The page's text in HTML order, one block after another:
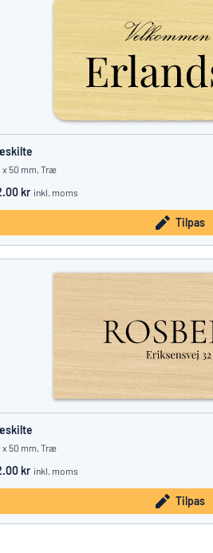
x 50 mm, Træ
kr inkl. moms
Tilpas
x 50 mm, Træ
kr inkl. moms
Tilpas